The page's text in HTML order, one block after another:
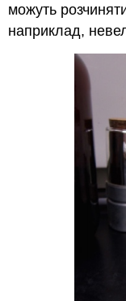
можуть
наприклад,